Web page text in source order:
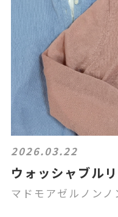
2026.03.22
ウォッシャブル
マドモアゼルノンノ